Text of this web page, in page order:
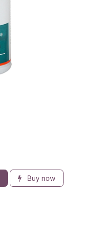
Buy now